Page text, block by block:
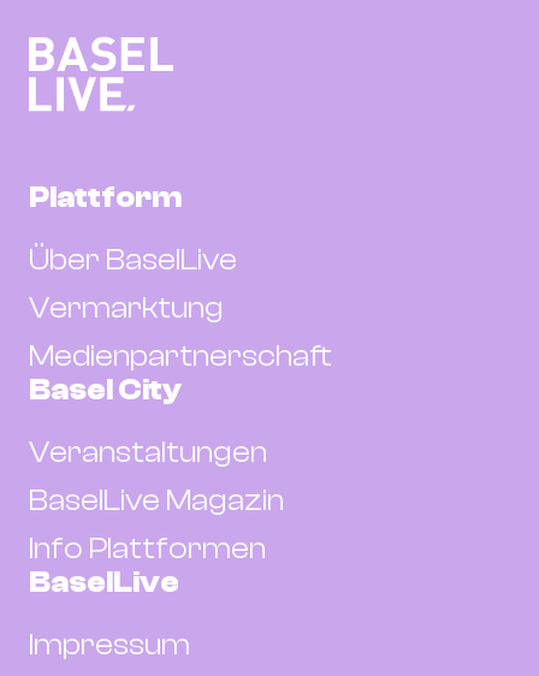
Plattform
Über BaselLive
Vermarktung
Medienpartnerschaft
Basel City
Veranstaltungen
BaselLive Magazin
Info Plattformen
BaselLive
Impressum